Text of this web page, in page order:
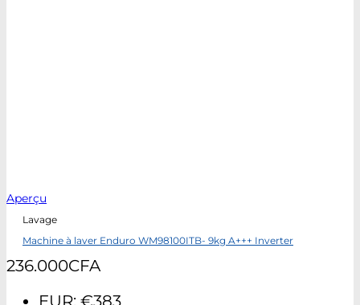
Aperçu
Lavage
Machine à laver Enduro WM98100ITB- 9kg A+++ Inverter
236.000CFA
EUR: €383